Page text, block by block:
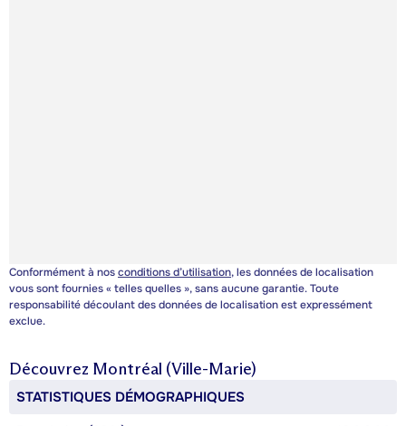
Conformément à nosconditions d’utilisation, les données de localisation
vous sont fournies « telles quelles », sans aucune garantie. Toute
responsabilité découlant des données de localisation est expressément
exclue.
Découvrez Montréal (Ville-Marie)
STATISTIQUES DÉMOGRAPHIQUES